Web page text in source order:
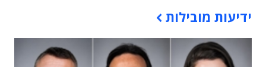
ידיעות מובילות